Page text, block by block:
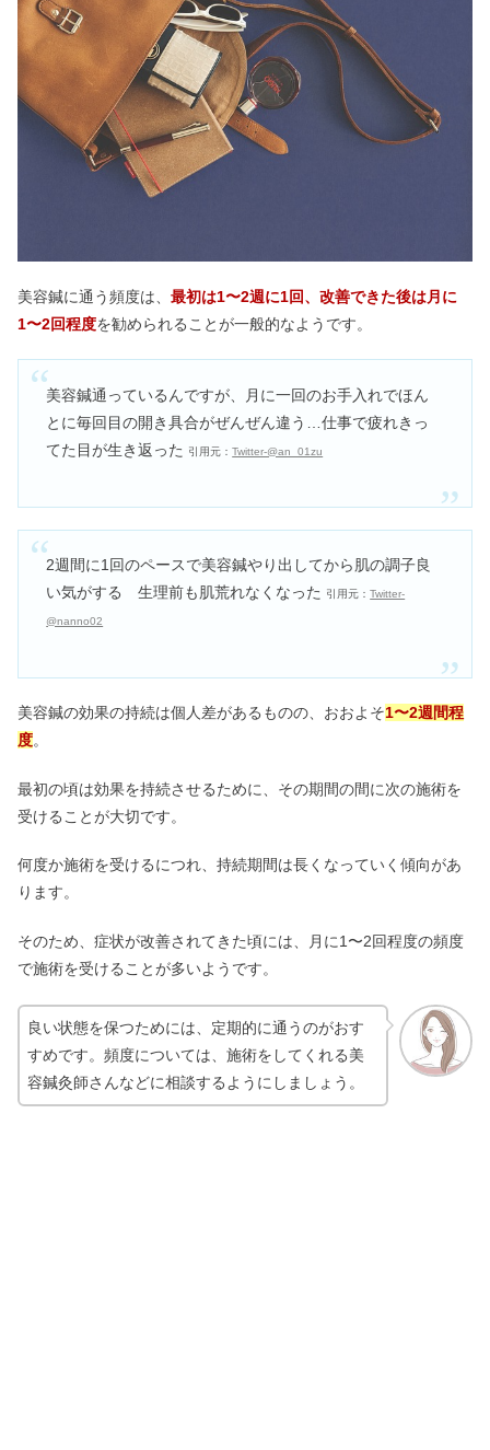
美容鍼に通う頻度は、 最初は1〜2週に1回、改善できた後は月に
1〜2回程度を勧められることが一般的なようです。
美容鍼通っているんですが、月に一回のお手入れでほん
とに毎回目の開き具合がぜんぜん違う…仕事で疲れきっ
てた目が生き返った
引用元：Twitter-@an_01zu
2週間に1回のペースで美容鍼やり出してから肌の調子良
い気がする 生理前も肌荒れなくなった
引用元：Twitter-
@nanno02
美容鍼の効果の持続は個人差があるものの、おおよそ1〜2週間程
度。
最初の頃は効果を持続させるために、その期間の間に次の施術を
受けることが大切です。
何度か施術を受けるにつれ、持続期間は長くなっていく傾向があ
ります。
そのため、症状が改善されてきた頃には、月に1〜2回程度の頻度
で施術を受けることが多いようです。
良い状態を保つためには、定期的に通うのがおす
すめです。頻度については、施術をしてくれる美
容鍼灸師さんなどに相談するようにしましょう。